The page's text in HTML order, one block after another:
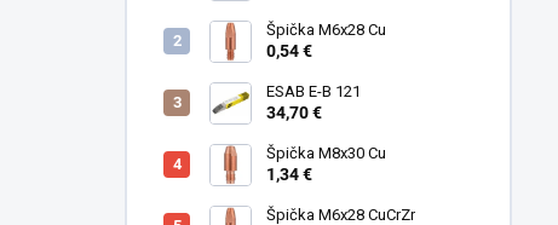
Špička M6x28 Cu
0,54 €
ESAB E-B 121
34,70 €
Špička M8x30 Cu
1,34 €
Špička M6x28 CuCrZr